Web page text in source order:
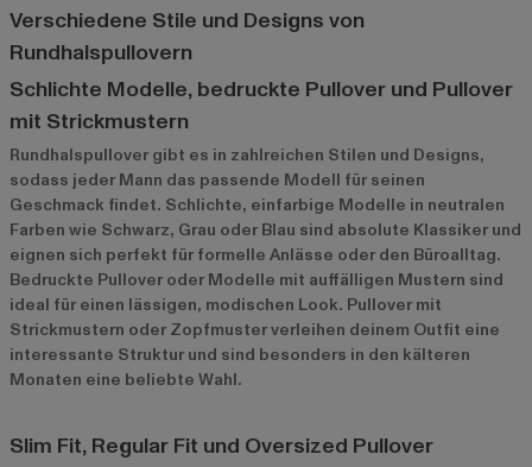
Verschiedene Stile und Designs von
Rundhalspullovern
Schlichte Modelle, bedruckte Pullover und Pullover
mit Strickmustern
Rundhalspullover gibt es in zahlreichen Stilen und Designs,
sodass jeder Mann das passende Modell für seinen
Geschmack findet. Schlichte, einfarbige Modelle in neutralen
Farben wie Schwarz, Grau oder Blau sind absolute Klassiker und
eignen sich perfekt für formelle Anlässe oder den Büroalltag.
Bedruckte Pullover oder Modelle mit auffälligen Mustern sind
ideal für einen lässigen, modischen Look. Pullover mit
Strickmustern oder Zopfmuster verleihen deinem Outfit eine
interessante Struktur und sind besonders in den kälteren
Monaten eine beliebte Wahl.
Slim Fit, Regular Fit und Oversized Pullover